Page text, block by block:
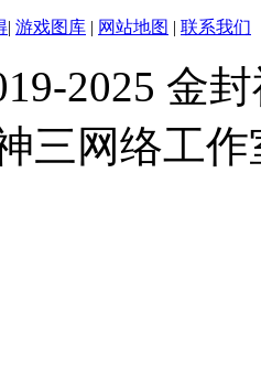
| 游戏图库 | 网站地图 | 联系我们
2025 金
三网络工